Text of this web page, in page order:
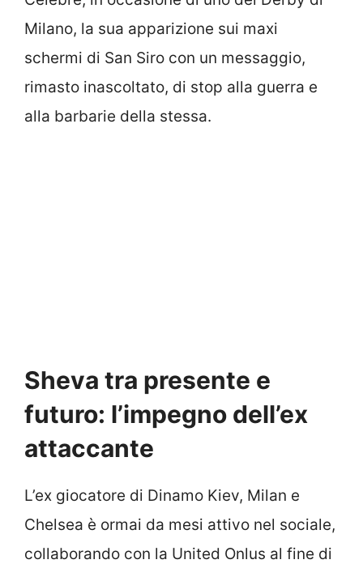
Milano, la sua apparizione sui maxi
schermi di San Siro con un messaggio,
rimasto inascoltato, di stop alla guerra e
alla barbarie della stessa.
Sheva tra presente e
futuro: l’impegno dell’ex
attaccante
L’ex giocatore di Dinamo Kiev, Milan e
Chelsea è ormai da mesi attivo nel sociale,
collaborando con la United Onlus al fine di